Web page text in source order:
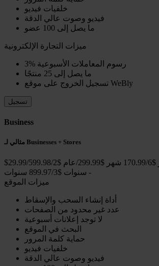
خلفيات فيديو
فيديو وصوت عالي الدقة
ما يصل إلى 100 عضو
ميزات التجارة الإلكترونية
3% رسوم المعاملات الأسبوعية
ما يصل إلى 25 منتجًا
تسجيل الخروج على موقع WeBly
تسجيل
Business
مثالي لـ Businesses + Stores
$170.99/6 شهر $299.99/عام
$599.98/2
سنوات -
ميزات الموقع
أداة إنشاء السحب والإسقاط
عدد غير محدود من الصفحات
لا توجد إعلانات أسبوعية
البحث في الموقع
حماية كلمة المرور
خلفيات فيديو
فيديو وصوت عالي الدقة